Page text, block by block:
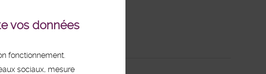
vos données
fonctionnement.
sociaux, mesure